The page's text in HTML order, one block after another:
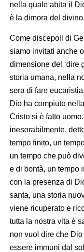
nella quale abita il
è la dimora del divino.
Come discepoli di
siamo invitati anche
dimensione del ‘dire
storia umana, nella
sera di fare
Dio ha compiuto
Cristo si è fatto
inesorabilmente,
tempo finito, un
un tempo che può
e di bontà, un tempo
con la presenza di
santa, una storia
viene ricuperato e
tutta la nostra vita è
non vuol dire che Dio
essere immuni dal